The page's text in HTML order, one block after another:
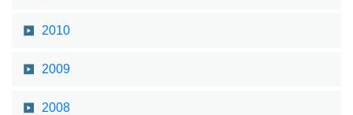
2010
2009
2008